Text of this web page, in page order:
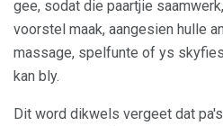
gee, sodat die paartjie
voorstel maak, aangesien hulle
massage, spelfunte of ys
kan bly.
Dit word dikwels vergeet dat